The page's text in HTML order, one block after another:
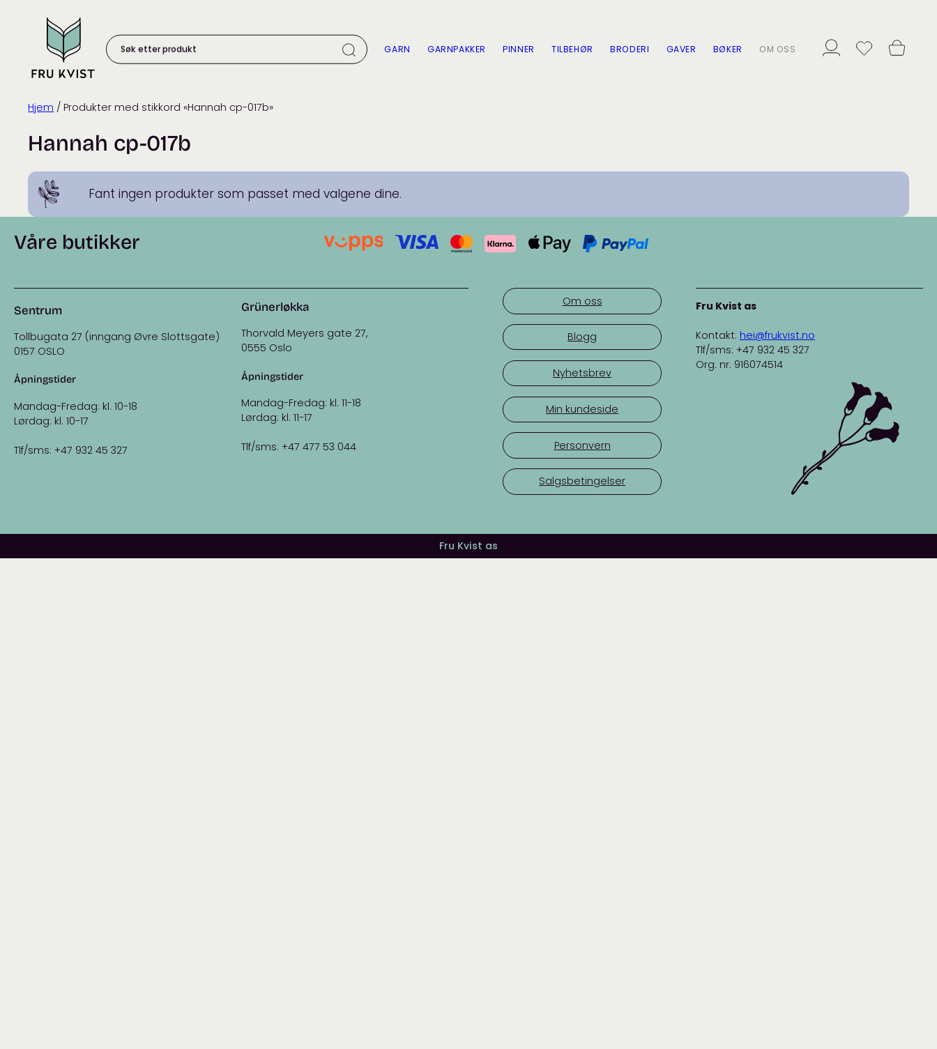
content
etter
produkt:
GARN GARNPAKKER PINNER TILBEHØR BRODERI GAVER BØKER OM OSS
Hjem / Produkter med stikkord «Hannah cp-017b»
Hannah cp-017b
Fant ingen produkter som passet med valgene dine.
Våre butikker
Sentrum
Tollbugata 27 (inngang Øvre Slottsgate)
0157 OSLO
Åpningstider
Mandag-Fredag: kl. 10-18
Lørdag: kl. 10-17
Tlf/sms: +47 932 45 327
Grünerløkka
Thorvald Meyers gate 27,
0555 Oslo
Åpningstider
Mandag-Fredag: kl. 11-18
Lørdag: kl. 11-17
Tlf/sms: +47 477 53 044
Om oss
Blogg
Nyhetsbrev
Min kundeside
Personvern
Salgsbetingelser
Fru Kvist as
Kontakt: hei@frukvist.no
Tlf/sms: +47 932 45 327
Org. nr. 916074514
Fru Kvist as